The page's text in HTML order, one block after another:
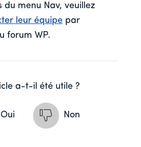
du menu Nav, veuillez
leur équipe par
forum WP.
a-t-il été utile ?
Oui Non